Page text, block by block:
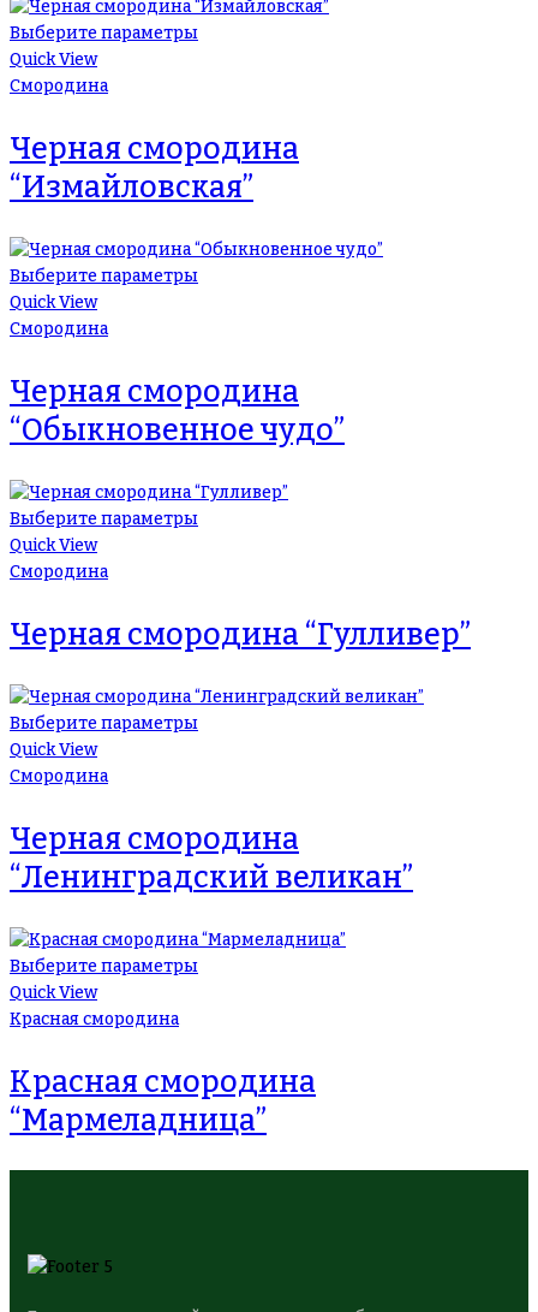
Выберите параметры
Quick View
Смородина
Черная смородина
“Измайловская”
Выберите параметры
Quick View
Смородина
Черная смородина
“Обыкновенное чудо”
Выберите параметры
Quick View
Смородина
Черная смородина “Гулливер”
Выберите параметры
Quick View
Смородина
Черная смородина
“Ленинградский великан”
Выберите параметры
Quick View
Красная смородина
Красная смородина
“Мармеладница”